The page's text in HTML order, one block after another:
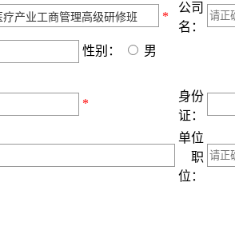
*
公司
名：
性别：
男
*
身份
证：
单位
职
位：